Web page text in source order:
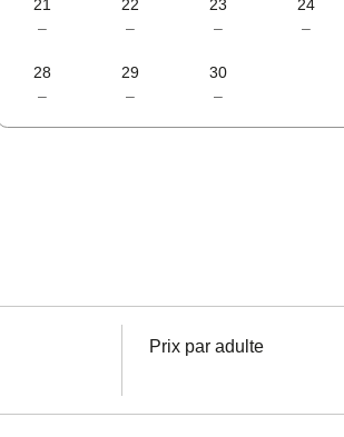
21
–
22
–
23
–
24
–
28
–
29
–
30
–
Prix par adulte